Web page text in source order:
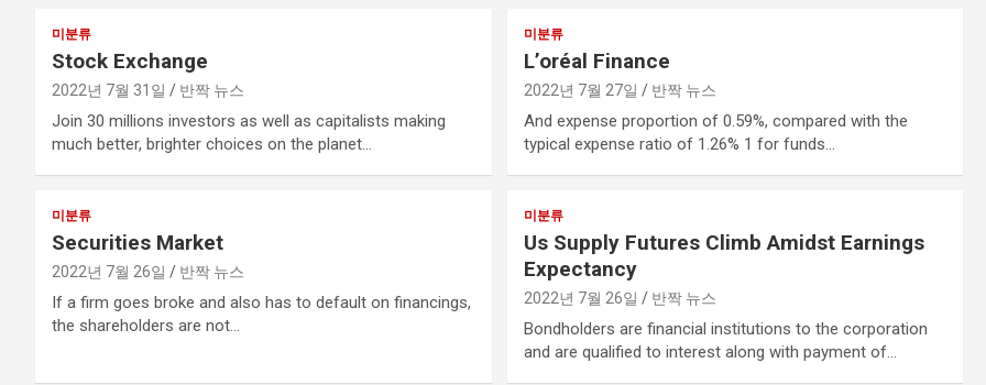
미분류
Stock Exchange
2022년 7월 31일 반짝 뉴스
Join 30 millions investors as well as capitalists making
much better, brighter choices on the planet…
미분류
L’oréal Finance
2022년 7월 27일 반짝 뉴스
And expense proportion of 0.59%, compared with the
typical expense ratio of 1.26% 1 for funds…
미분류
Securities Market
2022년 7월 26일 반짝 뉴스
If a firm goes broke and also has to default on financings,
the shareholders are not…
미분류
Us Supply Futures Climb Amidst Earnings
Expectancy
2022년 7월 26일 반짝 뉴스
Bondholders are financial institutions to the corporation
and are qualified to interest along with payment of…